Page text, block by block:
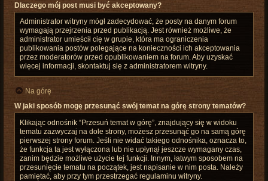
Dlaczego mój post musi być akceptowany?
Administrator witryny mógł zadecydować, że posty na danym forum
wymagają przejrzenia przed publikacją. Jest również możliwe, że
administrator umieścił cię w grupie, która ma ograniczenia
publikowania postów polegające na konieczności ich akceptowania
przez moderatorów przed opublikowaniem na forum. Aby uzyskać
więcej informacji, skontaktuj się z administratorem witryny.
Na górę
W jaki sposób mogę przesunąć swój temat na górę strony tematów?
Klikając odnośnik “Przesuń temat w górę”, znajdujący się w widoku
tematu zazwyczaj na dole strony, możesz przesunąć go na samą górę
pierwszej strony forum. Jeśli nie widać takiego odnośnika, oznacza to,
że funkcja ta jest wyłączona lub nie upłynął jeszcze wymagany czas,
zanim będzie możliwe użycie tej funkcji. Innym, łatwym sposobem na
przesunięcie tematu na początek, jest napisanie w nim posta. Należy
pamiętać, aby przy tym przestrzegać regulaminu witryny.